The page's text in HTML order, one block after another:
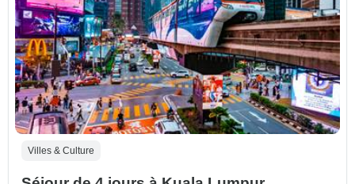
Villes & Culture